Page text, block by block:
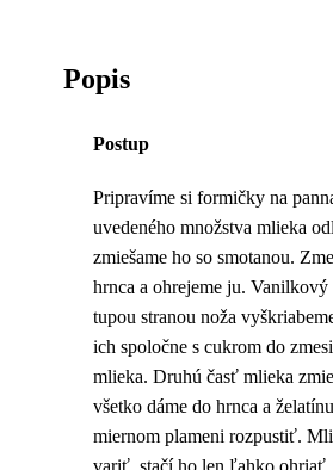
Popis
Postup
Pripravíme si formičky na
uvedeného množstva mlieka
zmiešame ho so smotanou.
hrnca a ohrejeme ju. Vanilkový
tupou stranou noža
ich spoločne s cukrom do
mlieka. Druhú časť mlieka
všetko dáme do hrnca a
miernom plameni rozpustiť.
variť, stačí ho len ľahko ohriať.